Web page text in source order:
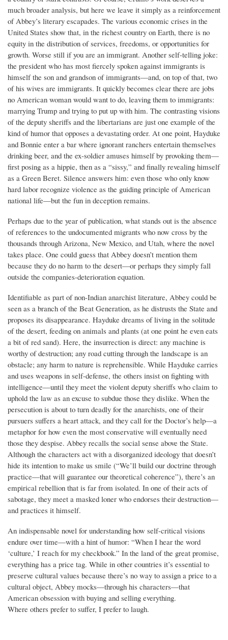
much broader analysis, but here we leave it simply as a reinforcement
of Abbey’s literary escapades. The various economic crises in the
United States show that, in the richest country on Earth, there is no
equity in the distribution of services, freedoms, or opportunities for
growth. Worse still if you are an immigrant. Another self-telling joke:
the president who has most fiercely spoken against immigrants is
himself the son and grandson of immigrants—and, on top of that, two
of his wives are immigrants. It quickly becomes clear there are jobs
no American woman would want to do, leaving them to immigrants:
marrying Trump and trying to put up with him. The contrasting visions
of the deputy sheriffs and the libertarians are just one example of the
kind of humor that opposes a devastating order. At one point, Hayduke
and Bonnie enter a bar where ignorant ranchers entertain themselves
drinking beer, and the ex-soldier amuses himself by provoking them—
first posing as a hippie, then as a “sissy,” and finally revealing himself
as a Green Beret. Silence answers him: even those who only know
hard labor recognize violence as the guiding principle of American
national life—but the fun in deception remains.
Perhaps due to the year of publication, what stands out is the absence
of references to the undocumented migrants who now cross by the
thousands through Arizona, New Mexico, and Utah, where the novel
takes place. One could guess that Abbey doesn’t mention them
because they do no harm to the desert—or perhaps they simply fall
outside the companies-deterioration equation.
Identifiable as part of non-Indian anarchist literature, Abbey could be
seen as a branch of the Beat Generation, as he distrusts the State and
proposes its disappearance. Hayduke dreams of living in the solitude
of the desert, feeding on animals and plants (at one point he even eats
a bit of red sand). Here, the insurrection is direct: any machine is
worthy of destruction; any road cutting through the landscape is an
obstacle; any harm to nature is reprehensible. While Hayduke carries
and uses weapons in self-defense, the others insist on fighting with
intelligence—until they meet the violent deputy sheriffs who claim to
uphold the law as an excuse to subdue those they dislike. When the
persecution is about to turn deadly for the anarchists, one of their
pursuers suffers a heart attack, and they call for the Doctor’s help—a
metaphor for how even the most conservative will eventually need
those they despise. Abbey recalls the social sense above the State.
Although the characters act with a disorganized ideology that doesn’t
hide its intention to make us smile (“We’ll build our doctrine through
practice—that will guarantee our theoretical coherence”), there’s an
empirical rebellion that is far from isolated. In one of their acts of
sabotage, they meet a masked loner who endorses their destruction—
and practices it himself.
An indispensable novel for understanding how self-critical visions
endure over time—with a hint of humor: “When I hear the word
‘culture,’ I reach for my checkbook.” In the land of the great promise,
everything has a price tag. While in other countries it’s essential to
preserve cultural values because there’s no way to assign a price to a
cultural object, Abbey mocks—through his characters—that
American obsession with buying and selling everything.
Where others prefer to suffer, I prefer to laugh.